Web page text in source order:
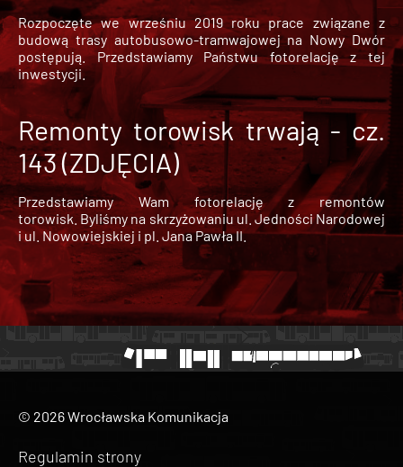
Rozpoczęte we wrześniu 2019 roku prace związane z
budową trasy autobusowo-tramwajowej na Nowy Dwór
postępują. Przedstawiamy Państwu fotorelację z tej
inwestycji.
Remonty torowisk trwają - cz.
143 (ZDJĘCIA)
Przedstawiamy Wam fotorelację z remontów
torowisk. Byliśmy na skrzyżowaniu ul. Jedności Narodowej
i ul. Nowowiejskiej i pl. Jana Pawła II.
© 2026 Wrocławska Komunikacja
Regulamin strony